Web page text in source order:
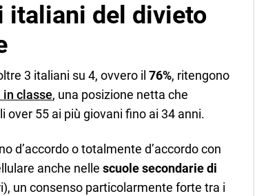
italiani del divieto
3 italiani su 4, ovvero il 76%, ritengono
classe, una posizione netta che
over 55 ai più giovani fino ai 34 anni.
d’accordo o totalmente d’accordo con
anche nelle scuole secondarie di
un consenso particolarmente forte tra i